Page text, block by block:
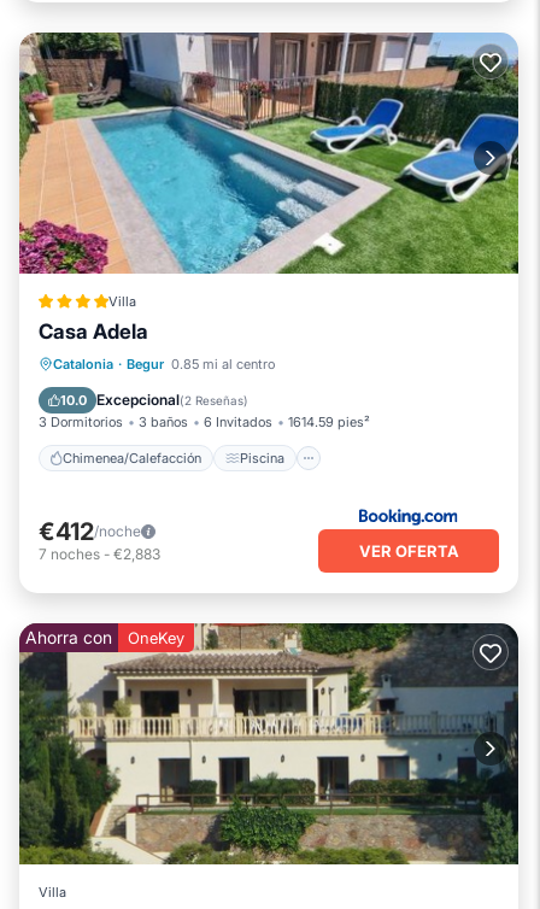
Villa
Casa Adela
Catalonia · Begur 0.85 mi al centro
10.0 Excepcional(2 Reseñas)
3 Dormitorios 3 baños 6 Invitados 1614.59 pies²
Chimenea/Calefacción Piscina
Chimenea/Calefacción
Balcón/Terraza
€412/noche
7 noches - €2,883 VER OFERTA
Ahorra con OneKey
Villa